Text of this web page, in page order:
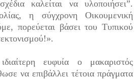
καλείται να υλοποιήσει”.
η σύγχρονη Οικουμενική
πορεύεται βάσει του Τυπικού
ευφυία ο μακαριστός
να επιβάλλει τέτοια πράγματα